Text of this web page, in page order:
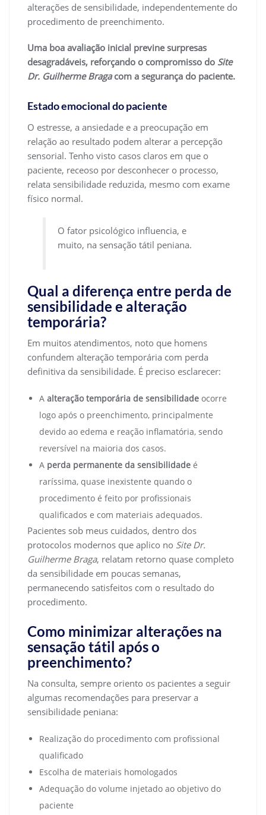
alterações de sensibilidade, independentemente do
procedimento de preenchimento.
Uma boa avaliação inicial previne surpresas
desagradáveis, reforçando o compromisso do Site
Dr. Guilherme Bragacom a segurança do paciente.
Estado emocional do paciente
O estresse, a ansiedade e a preocupação em
relação ao resultado podem alterar a percepção
sensorial. Tenho visto casos claros em que o
paciente, receoso por desconhecer o processo,
relata sensibilidade reduzida, mesmo com exame
físico normal.
O fator psicológico influencia, e
muito, na sensação tátil peniana.
Qual a diferença entre perda de
sensibilidade e alteração
temporária?
Em muitos atendimentos, noto que homens
confundem alteração temporária com perda
definitiva da sensibilidade. É preciso esclarecer:
A alteração temporária de sensibilidade ocorre
logo após o preenchimento, principalmente
devido ao edema e reação inflamatória, sendo
reversível na maioria dos casos.
A perda permanente da sensibilidade é
raríssima, quase inexistente quando o
procedimento é feito por profissionais
qualificados e com materiais adequados.
Pacientes sob meus cuidados, dentro dos
protocolos modernos que aplico no Site Dr.
Guilherme Braga, relatam retorno quase completo
da sensibilidade em poucas semanas,
permanecendo satisfeitos com o resultado do
procedimento.
Como minimizar alterações na
sensação tátil após o
preenchimento?
Na consulta, sempre oriento os pacientes a seguir
algumas recomendações para preservar a
sensibilidade peniana:
Realização do procedimento com profissional
qualificado
Escolha de materiais homologados
Adequação do volume injetado ao objetivo do
paciente